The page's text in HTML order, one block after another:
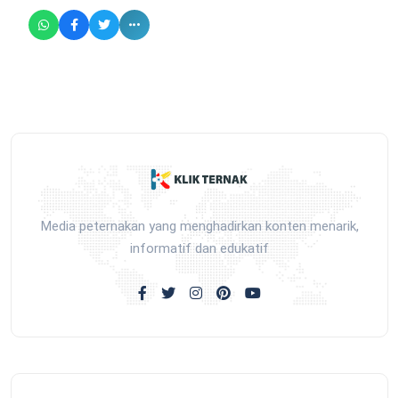
Media peternakan yang menghadirkan konten menarik,
informatif dan edukatif